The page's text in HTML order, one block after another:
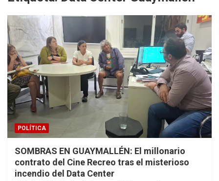
POLÍTICA
SOMBRAS EN GUAYMALLÉN: El millonario
contrato del Cine Recreo tras el misterioso
incendio del Data Center